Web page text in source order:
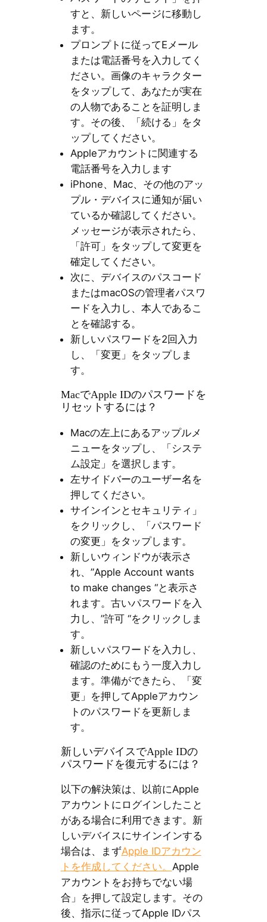
すと、新しいページに移動し
ます。
プロンプトに従ってEメール
または電話番号を入力してく
ださい。画像のキャラクター
をタップして、あなたが実在
の人物であることを証明しま
す。その後、「続ける」をタ
ップしてください。
Appleアカウントに関連する
電話番号を入力します
iPhone、Mac、その他のアッ
プル・デバイスに通知が届い
ているか確認してください。
メッセージが表示されたら、
「許可」をタップして変更を
確定してください。
次に、デバイスのパスコード
またはmacOSの管理者パスワ
ードを入力し、本人であるこ
とを確認する。
新しいパスワードを2回入力
し、「変更」をタップしま
す。
MacでApple IDのパスワードを
リセットするには？
Macの左上にあるアップルメ
ニューをタップし、「システ
ム設定」を選択します。
左サイドバーのユーザー名を
押してください。
サインインとセキュリティ」
をクリックし、「パスワード
の変更」をタップします。
新しいウィンドウが表示さ
れ、”Apple Account wants
to make changes “と表示さ
れます。古いパスワードを入
力し、”許可 “をクリックしま
す。
新しいパスワードを入力し、
確認のためにもう一度入力し
ます。準備ができたら、「変
更」を押してAppleアカウン
トのパスワードを更新しま
す。
新しいデバイスでApple IDの
パスワードを復元するには？
以下の解決策は、以前にApple
アカウントにログインしたこと
がある場合に利用できます。新
しいデバイスにサインインする
場合は、まずApple IDアカウン
トを作成してください。 Apple
アカウントをお持ちでない場
合」を押して設定します。その
後、指示に従ってApple IDパス